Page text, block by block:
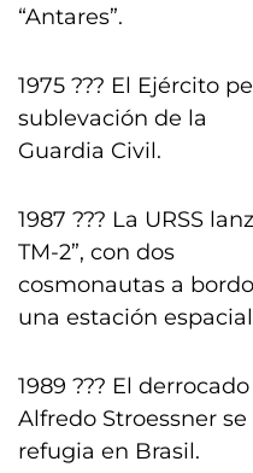
“Antares”.
1975 ??? El Ejército
sublevación de la
Guardia Civil.
1987 ??? La URSS
TM-2”, con dos
cosmonautas a
una estación
1989 ??? El
Alfredo Stroessner se
refugia en Brasil.